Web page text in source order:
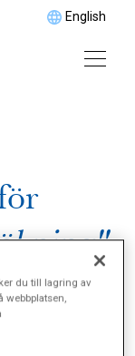
English
du till lagring av
webbplatsen,